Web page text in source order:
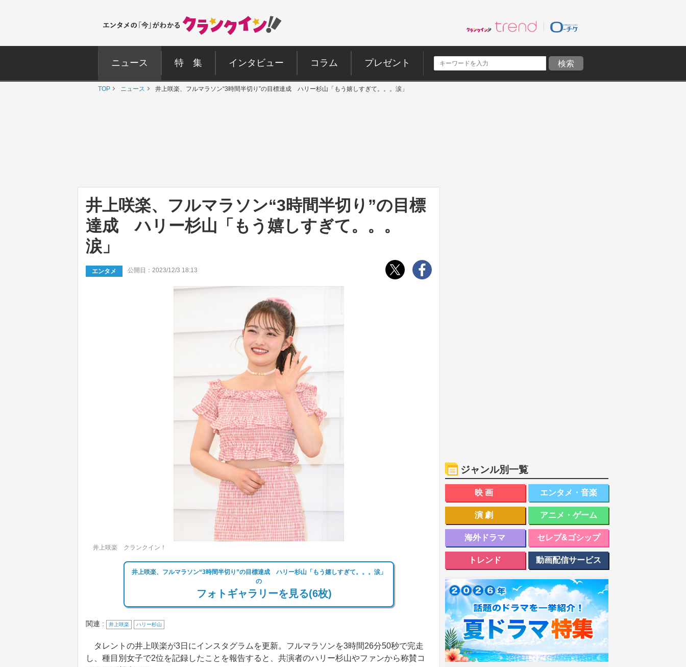
ニュース 特 集 インタビュー コラム プレゼント
TOP ニュース 井上咲楽、フルマラソン“3時間半切り”の目標達成 ハリー杉山「もう嬉しすぎて。。。涙」
井上咲楽、フルマラソン“3時間半切り”の目標
達成 ハリー杉山「もう嬉しすぎて。。。
涙」
エンタメ 公開日：2023/12/3 18:13
井上咲楽 クランクイン！
井上咲楽、フルマラソン“3時間半切り”の目標達成 ハリー杉山「もう嬉しすぎて。。。涙」
の
フォトギャラリーを見る(6枚)
関連 : 井上咲楽 ハリー杉山
タレントの井上咲楽が3日にインスタグラムを更新。フルマラソンを3時間26分50秒で完走
し、種目別女子で2位を記録したことを報告すると、共演者のハリー杉山やファンから称賛コ
ジャンル別一覧
映画 エンタメ・音楽
演劇 アニメ・ゲーム
海外ドラマ セレブ&ゴシップ
トレンド 動画配信サービス